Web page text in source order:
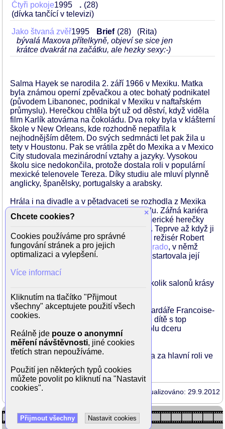
Čtyři pokoje1995 .
28
(dívka tančící v televizi)
Jako štvaná zvěř1995 Brief 28
(Rita)
bývalá Maxova přítelkyně, objeví se sice jen
krátce dvakrát na začátku, ale hezky sexy:-)
Salma Hayek se narodila 2. září 1966 v Mexiku. Matka
byla známou operní zpěvačkou a otec bohatý podnikatel
(původem Libanonec, podnikal v Mexiku v naftařském
průmyslu). Herečkou chtěla být už od děství, když viděla
film Karlík atovárna na čokoládu. Dva roky byla v klášterní
škole v New Orleans, kde rozhodně nepatřila k
nejhodnějším dětem. Do svých sedmnácti let pak žila u
tety v Houstonu. Pak se vrátila zpět do Mexika a v Mexico
City studovala mezinárodní vztahy a jazyky. Vysokou
školu sice nedokončila, protože dostala roli v populární
mexické telenovele Tereza. Díky studiu ale mluví plynně
anglicky, španělsky, portugalsky a arabsky.
Hrála i na divadle a v pětadvaceti se rozhodla z Mexika
odjet a pokusit se o kariéru v Hollywoodu. Zářná kariéra
se ale nedostavovala, filmaři latinskoamerické herečky
obsazovali do pořadných vedlejších rolí. Teprve až když ji
v komediální noční show zahlédl známý režisér Robert
Rodriguez a nabídl jí roli ve filmu
Desperado, v němž
zazářila po bokuAntonia Banderase
, odstartovala její
Kromě herectví vlastní Salma Hayek několik salonů krásy
a produkční společnost.
V roce 2009 si vzala francouzského miliardáře Francoise-
Henri Pinaualta (ten má mj. nemaželské dítě s top
modelkou Lindou Evangelisto). Mají spolu dceru
Valentinu.
V roce 2003 byla nominována na Oskara za hlavní roli ve
filmuFrída
Aktualizováno: 29.9.2012
×
Chcete cookies?
Cookies používáme pro správné
fungování stránek a pro jejich
optimalizaci a vylepšení.
Více informací
Kliknutím na tlačítko "Přijmout
všechny" akceptujete použití všech
cookies.
Reálně jde pouze o anonymní
měření návštěvnosti, jiné cookies
třetích stran nepoužíváme.
Použití jen některých typů cookies
můžete povolit po kliknutí na "Nastavit
cookies".
Přijmout všechny Nastavit cookies